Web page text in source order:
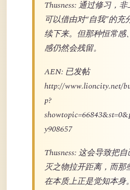
Thusness: 通过修习，
可以借由对“自我”的充
续下来。但那种恒常感
感仍然会残留。
AEN: 已发帖
http://www.lioncity.net/
p?
y908657
Thusness: 这会导致把
灭之物拉开距离，而那
在本质上正是觉知本身